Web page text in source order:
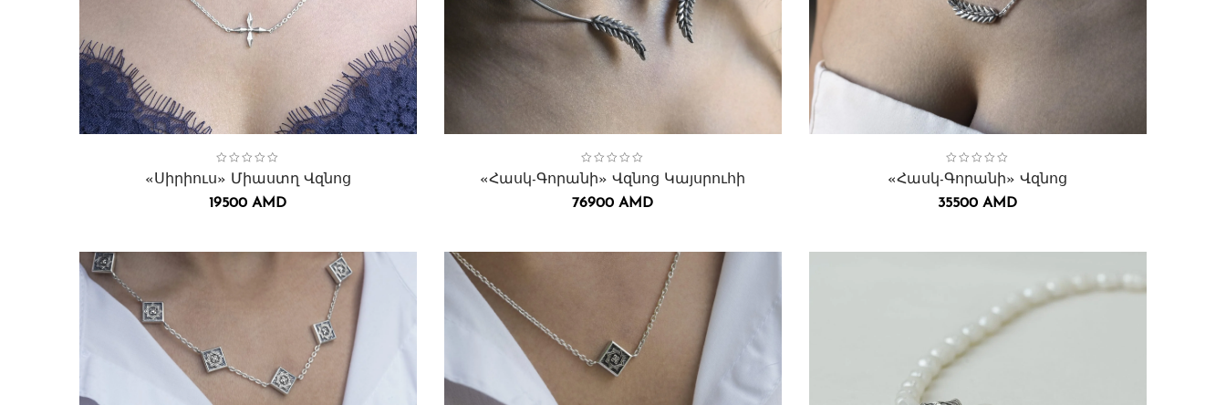
Collection:Սիրիուս,Վզնոցներ․
«Սիրիուս» Միաստղ Վզնոց
19500AMD
Collection:Հասկ-Գորանի,Վզնոցներ․
«Հասկ-Գորանի» Վզնոց Կայսրուհի
76900AMD
Collection:Հասկ-Գորանի,Վզնոցներ․
«Հասկ-Գորանի» Վզնոց
35500AMD